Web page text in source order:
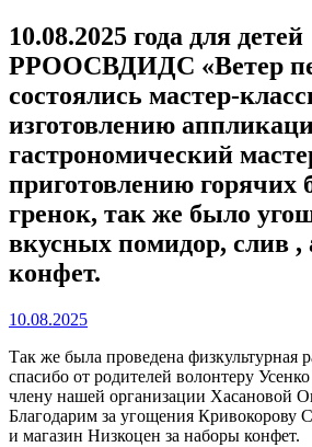
10.08.2025 года для детей
РРООСВДИДС «Ветер
состоялись мастер-
изготовлению
гастрономический
приготовлению горячих
гренок, так же было
вкусных помидор, слив ,
конфет.
10.08.2025
Так же была проведена физкультурная
спасибо от родителей волонтеру
члену нашей организации Хасановой
Благодарим за угощения Кривокорову
и магазин Низкоцен за наборы конфет.